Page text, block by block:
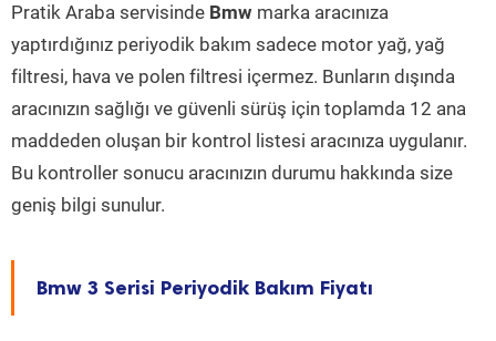
Pratik Araba servisinde Bmw marka aracınıza
yaptırdığınız periyodik bakım sadece motor yağ, yağ
filtresi, hava ve polen filtresi içermez. Bunların dışında
aracınızın sağlığı ve güvenli sürüş için toplamda 12 ana
maddeden oluşan bir kontrol listesi aracınıza uygulanır.
Bu kontroller sonucu aracınızın durumu hakkında size
geniş bilgi sunulur.
Bmw 3 Serisi Periyodik Bakım Fiyatı